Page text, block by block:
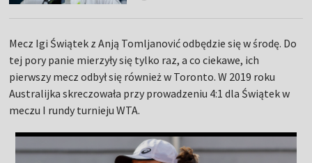
Mecz Igi Świątek z Anją Tomljanović odbędzie się w środę. Do
tej pory panie mierzyły się tylko raz, a co ciekawe, ich
pierwszy mecz odbył się również w Toronto. W 2019 roku
Australijka skreczowała przy prowadzeniu 4:1 dla Świątek w
meczu I rundy turnieju WTA.